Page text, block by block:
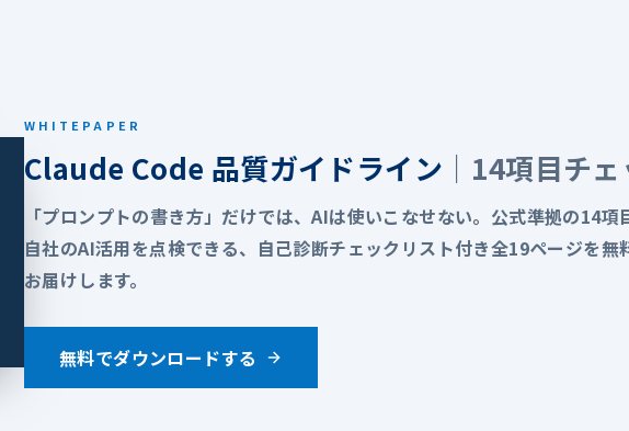
WHITEPAPER
Claude Code 品質ガイドライン ｜14項目チ
「プロンプトの書き方」だけでは、AIは使いこなせない。公式準拠の14項
自社のAI活用を点検できる、自己診断チェックリスト付き全19ページを無
お届けします。
無料でダウンロードする